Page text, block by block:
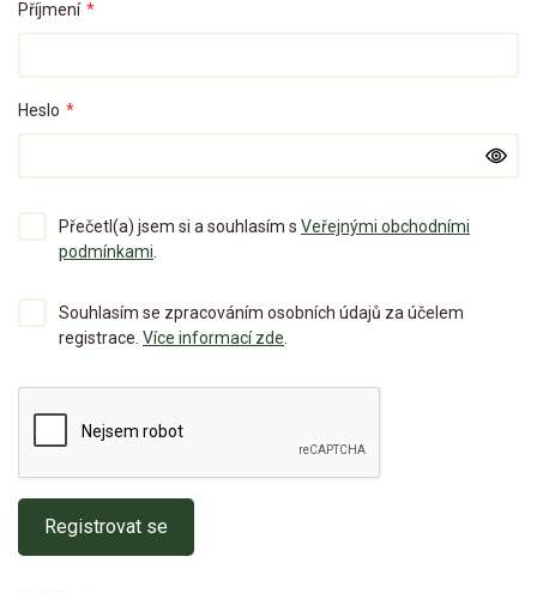
Příjmení *
Heslo *
Přečetl(a) jsem si a souhlasím s Veřejnými obchodními
podmínkami.
Souhlasím se zpracováním osobních údajů za účelem
registrace. Více informací zde.
Registrovat se